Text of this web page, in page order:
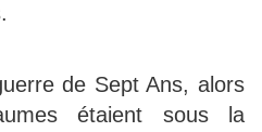
de Sept Ans, alors
étaient sous la